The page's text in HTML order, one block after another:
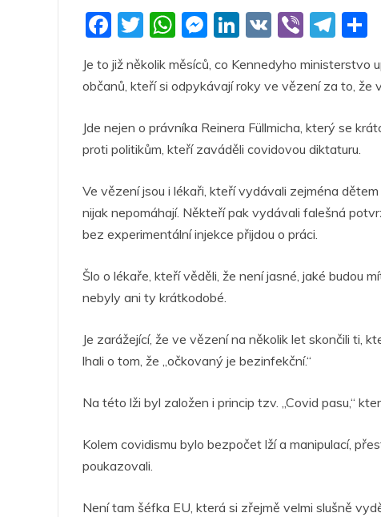
F
a
c
b
o
o
k
T
itt
W
h
at
s
A
p
p
M
ss
n
g
er
Li
k
dI
n
V
Vi
er
T
e
gr
a
m
Je to již několik měsíců, co Kennedyho
občanů, kteří si odpykávají roky ve vězení za to, že
Jde nejen o právníka Reinera Füllmicha, který se
proti politikům, kteří zaváděli covidovou diktaturu.
Ve vězení jsou i lékaři, kteří vydávali zejména
nijak nepomáhají. Někteří pak vydávali falešná
bez experimentální injekce přijdou o práci.
Šlo o lékaře, kteří věděli, že není jasné, jaké budou
nebyly ani ty krátkodobé.
Je zarážející, že ve vězení na několik let skončili ti,
lhali o tom, že „očkovaný je bezinfekční.“
Na této lži byl založen i princip tzv. „Covid pasu,“
Kolem covidismu bylo bezpočet lží a manipulací,
poukazovali.
Není tam šéfka EU, která si zřejmě velmi slušně